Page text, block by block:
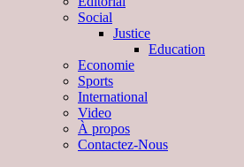
Social
Justice
Education
Economie
Sports
International
Video
À propos
Contactez-Nous